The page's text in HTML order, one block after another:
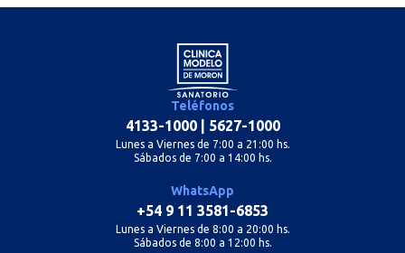
Teléfonos
4133-1000| 5627-1000
Lunes a Viernes de 7:00 a 21:00 hs.
Sábados de 7:00 a 14:00 hs.
WhatsApp
+54 9 11 3581-6853
Lunes a Viernes de 8:00 a 20:00 hs.
Sábados de 8:00 a 12:00 hs.